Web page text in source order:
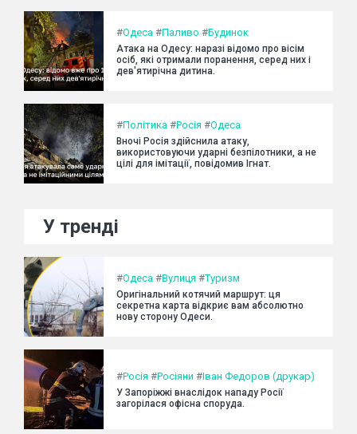
#Одеса #Паливо #Будинок
Атака на Одесу: наразі відомо про вісім
осіб, які отримали поранення, серед них і
дев'ятирічна дитина.
#Політика #Росія #Одеса
Вночі Росія здійснила атаку,
використовуючи ударні безпілотники, а не
цілі для імітації, повідомив Ігнат.
У тренді
#Одеса #Вулиця #Туризм
Оригінальний котячий маршрут: ця
секретна карта відкриє вам абсолютно
нову сторону Одеси.
#Росія #Росіяни #Іван Федоров (друкар)
У Запоріжжі внаслідок нападу Росії
загорілася офісна споруда.